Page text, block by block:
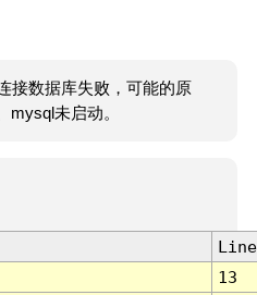
接数据库失败，可能的原
mysql未启动。
Line
13